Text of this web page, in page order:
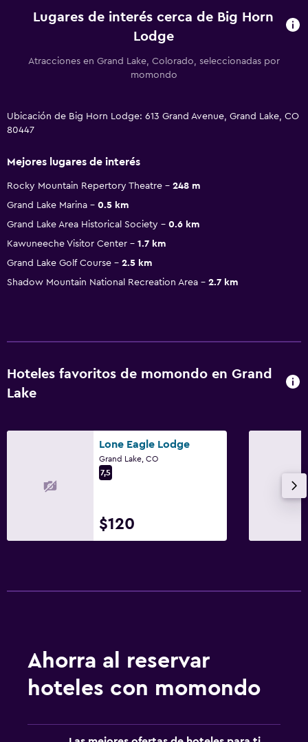
Lugares de interés cerca de Big Horn
Lodge
Atracciones en Grand Lake, Colorado, seleccionadas por
momondo
Ubicación de Big Horn Lodge: 613 Grand Avenue, Grand Lake, CO
80447
Mejores lugares de interés
Rocky Mountain Repertory Theatre
248 m
Grand Lake Marina
0.5 km
Grand Lake Area Historical Society
0.6 km
Kawuneeche Visitor Center
1.7 km
Grand Lake Golf Course
2.5 km
Shadow Mountain National Recreation Area
2.7 km
Hoteles favoritos de momondo en Grand
Lake
Lone Eagle Lodge
Grand Lake, CO
7,5
$120
Ahorra al reservar
hoteles con momondo